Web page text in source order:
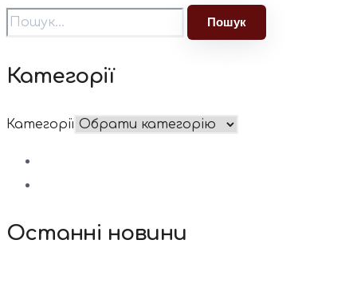
Категорії
Категорії
Останні новини